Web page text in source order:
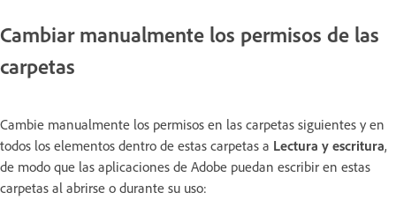
Cambiar manualmente los permisos de las
carpetas
Cambie manualmente los permisos en las carpetas siguientes y en
todos los elementos dentro de estas carpetas a Lectura y escritura,
de modo que las aplicaciones de Adobe puedan escribir en estas
carpetas al abrirse o durante su uso: